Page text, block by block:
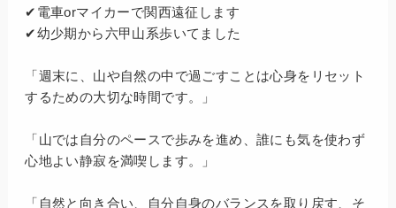
✔電車orマイカーで関西遠征します
✔幼少期から六甲山系歩いてました
「週末に、山や自然の中で過ごすことは心身をリセット
するための大切な時間です。」
「山では自分のペースで歩みを進め、誰にも気を使わず
心地よい静寂を満喫します。」
「自然と向き合い、自分自身のバランスを取り戻す、そ